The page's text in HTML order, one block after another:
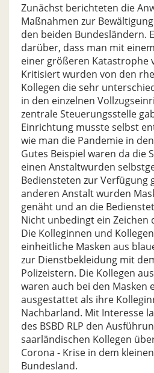
Zunächst berichteten die
Maßnahmen zur
den beiden Bundesländern.
darüber, dass man mit
einer größeren Katastrophe
Kritisiert wurden von den
Kollegen die sehr
in den einzelnen
zentrale Steuerungsstelle
Einrichtung musste selbst
wie man die Pandemie in
Gutes Beispiel waren da die
einen Anstaltwurden
Bediensteten zur Verfügung
anderen Anstalt wurden
genäht und an die
Nicht unbedingt ein Zeichen
Die Kolleginnen und
einheitliche Masken aus
zur Dienstbekleidung mit
Polizeistern. Die Kollegen
waren auch bei den Masken
ausgestattet als ihre
Nachbarland. Mit Interesse
des BSBD RLP den
saarländischen Kollegen
Corona - Krise in dem
Bundesland.